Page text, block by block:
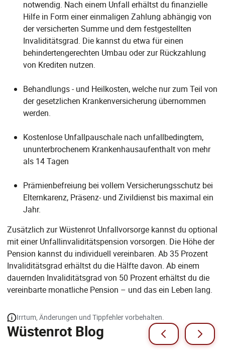
notwendig. Nach einem Unfall erhältst du finanzielle
Hilfe in Form einer einmaligen Zahlung abhängig von
der versicherten Summe und dem festgestellten
Invaliditätsgrad. Die kannst du etwa für einen
behindertengerechten Umbau oder zur Rückzahlung
von Krediten nutzen.
Behandlungs - und Heilkosten, welche nur zum Teil von
der gesetzlichen Krankenversicherung übernommen
werden.
Kostenlose Unfallpauschale nach unfallbedingtem,
ununterbrochenem Krankenhausaufenthalt von mehr
als 14 Tagen
Prämienbefreiung bei vollem Versicherungsschutz bei
Elternkarenz, Präsenz- und Zivildienst bis maximal ein
Jahr.
Zusätzlich zur Wüstenrot Unfallvorsorge kannst du optional
mit einer Unfallinvaliditätspension vorsorgen. Die Höhe der
Pension kannst du individuell vereinbaren. Ab 35 Prozent
Invaliditätsgrad erhältst du die Hälfte davon. Ab einem
dauernden Invaliditätsgrad von 50 Prozent erhältst du die
vereinbarte monatliche Pension – und das ein Leben lang.
Irrtum, Änderungen und Tippfehler vorbehalten.
Wüstenrot Blog